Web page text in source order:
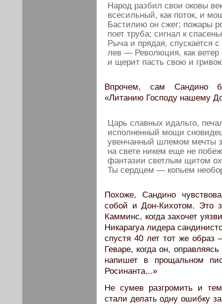
Народ разбил свои оковы
всесильный, как поток, и
Бастилию он сжег; пожары
поет труба; сигнал к
Рыча и прядая, спускается
лев — Революция, как
и щерит пасть свою и
Впрочем, сам Сандино
«Литанию Господу нашему
Царь славных идальго,
исполненный мощи
увенчанный шлемом мечты
на свете никем еще не
фантазии светлым щитом
Ты сердцем — копьем
Похоже, Сандино
собой и Дон-Кихотом. Это
Камминс, когда захочет
Никарагуа лидера
спустя 40 лет тот же
Геваре, когда он,
напишет в прощальном
Росинанта...»
Не сумев разгромить и
стали делать одну ошибку